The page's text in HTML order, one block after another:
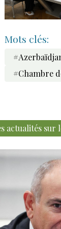
Mots clés:
#Chambre
actualités sur